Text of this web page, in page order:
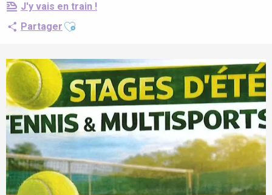
J'y vais en train !
Partager Ajouter aux favoris